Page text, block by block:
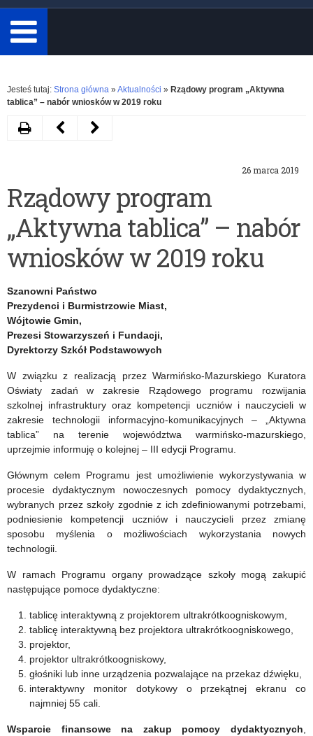
minimum
3
znaki.
Rozwiń
Jesteś tutaj: Strona główna » Aktualności » Rządowy program „Aktywna
tablica” – nabór wniosków w 2019 roku
26 marca 2019
Rządowy program
„Aktywna tablica” – nabór
wniosków w 2019 roku
Szanowni Państwo
Prezydenci i Burmistrzowie Miast,
Wójtowie Gmin,
Prezesi Stowarzyszeń i Fundacji,
Dyrektorzy Szkół Podstawowych
W związku z realizacją przez Warmińsko-Mazurskiego Kuratora
Oświaty zadań w zakresie Rządowego programu rozwijania
szkolnej infrastruktury oraz kompetencji uczniów i nauczycieli w
zakresie technologii informacyjno-komunikacyjnych – „Aktywna
tablica” na terenie województwa warmińsko-mazurskiego,
uprzejmie informuję o kolejnej – III edycji Programu.
Głównym celem Programu jest umożliwienie wykorzystywania w
procesie dydaktycznym nowoczesnych pomocy dydaktycznych,
wybranych przez szkoły zgodnie z ich zdefiniowanymi potrzebami,
podniesienie kompetencji uczniów i nauczycieli przez zmianę
sposobu myślenia o możliwościach wykorzystania nowych
technologii.
W ramach Programu organy prowadzące szkoły mogą zakupić
następujące pomoce dydaktyczne:
tablicę interaktywną z projektorem ultrakrótkoogniskowym,
tablicę interaktywną bez projektora ultrakrótkoogniskowego,
projektor,
projektor ultrakrótkoogniskowy,
głośniki lub inne urządzenia pozwalające na przekaz dźwięku,
interaktywny monitor dotykowy o przekątnej ekranu co
najmniej 55 cali.
Wsparcie finansowe na zakup pomocy dydaktycznych,
DrukujNastępny
Program
„Posiłek
szkole
i
w
domu”
nabór
wniosków
2019
Poprzedni
do
udziału
w
ogólnopolskim
konkursie
uczniów
podstawowych
pt.:
„Tu
Polska
–
Szlak
Zacznijmy
początku”